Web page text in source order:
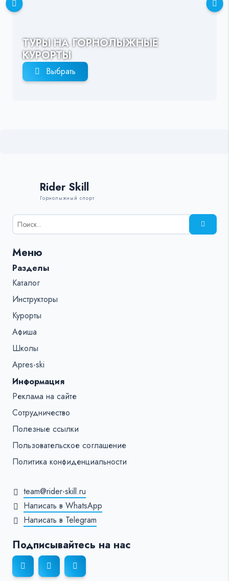
ТУРЫ НА ГОРНОЛЫЖНЫЕ
КУРОРТЫ
Выбрать
Rider Skill
Горнолыжный спорт
Результаты
поиска
%s:
Меню
Разделы
Каталог
Инструкторы
Курорты
Афиша
Школы
Apres-ski
Информация
Реклама на сайте
Сотрудничество
Полезные ссылки
Пользовательское соглашение
Политика конфиденциальности
team@rider-skill.ru
Написать в WhatsApp
Написать в Telegram
Подписывайтесь на нас